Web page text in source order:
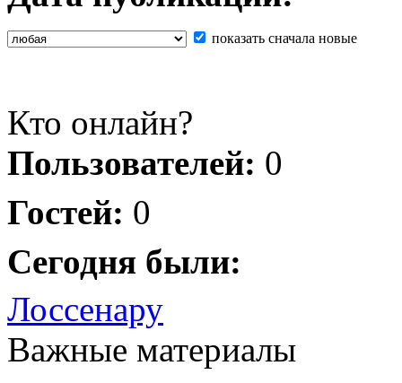
показать сначала новые
Кто онлайн?
Пользователей: 0
Гостей: 0
Сегодня были:
Лоссенару
Важные материалы